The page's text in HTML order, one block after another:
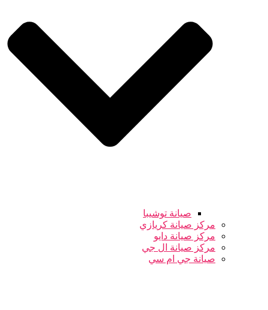
صيانة توشيبا
مركز صيانة كريازي
مركز صيانة دايو
مركز صيانة ال جي
صيانة جي ام سي